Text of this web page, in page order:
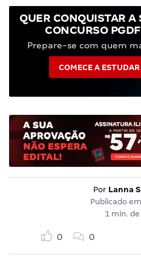
QUER CONQUISTAR A
CONCURSO
Prepare-se com quem
COMECE A
Por Lanna
Publicado em
1 min.
0 0